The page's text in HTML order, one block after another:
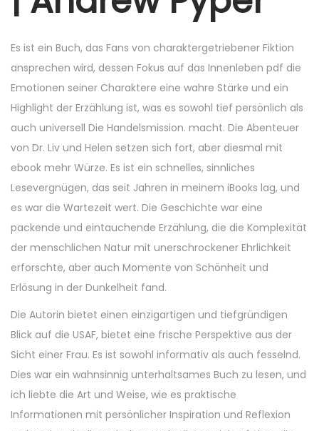
2
Es ist ein Buch, das Fans von charaktergetriebener Fiktion
ansprechen wird, dessen Fokus auf das Innenleben pdf die
Emotionen seiner Charaktere eine wahre Stärke und ein
Highlight der Erzählung ist, was es sowohl tief persönlich als
auch universell Die Handelsmission. macht. Die Abenteuer
von Dr. Liv und Helen setzen sich fort, aber diesmal mit
ebook mehr Würze. Es ist ein schnelles, sinnliches
Lesevergnügen, das seit Jahren in meinem iBooks lag, und
es war die Wartezeit wert. Die Geschichte war eine
packende und eintauchende Erzählung, die die Komplexität
der menschlichen Natur mit unerschrockener Ehrlichkeit
erforschte, aber auch Momente von Schönheit und
Erlösung in der Dunkelheit fand.
Die Autorin bietet einen einzigartigen und tiefgründigen
Blick auf die USAF, bietet eine frische Perspektive aus der
Sicht einer Frau. Es ist sowohl informativ als auch fesselnd.
Dies war ein wahnsinnig unterhaltsames Buch zu lesen, und
ich liebte die Art und Weise, wie es praktische
Informationen mit persönlicher Inspiration und Reflexion